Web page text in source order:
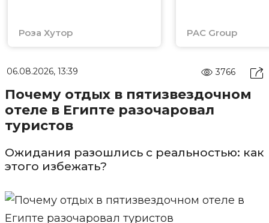
Роза Хутор PAC Group
06.08.2026, 13:39 3766
Почему отдых в пятизвездочном
отеле в Египте разочаровал
туристов
Ожидания разошлись с реальностью: как
этого избежать?